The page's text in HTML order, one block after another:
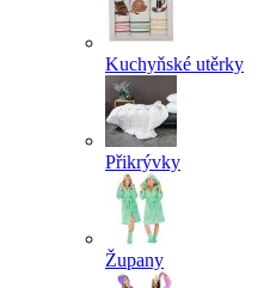
Kuchyňské utěrky
Přikrývky
Župany